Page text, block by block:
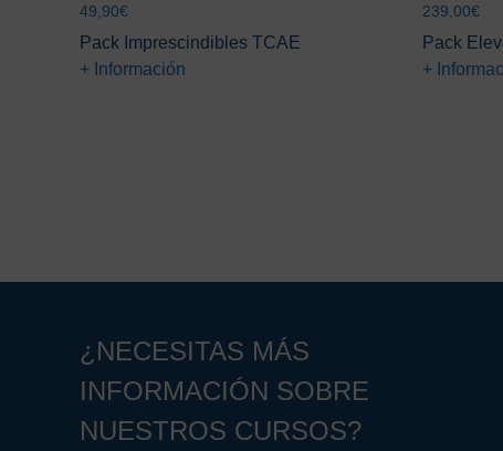
49,90€
Pack Imprescindibles TCAE
+ Información
239,00€
Pack
+
¿NECESITAS MÁS
INFORMACIÓN SOBRE
NUESTROS CURSOS?